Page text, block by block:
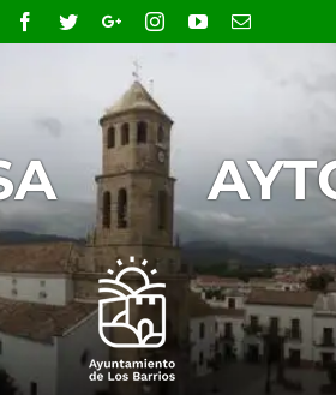
Facebook
TwitterGoogle+InstagramYouTubeEmail